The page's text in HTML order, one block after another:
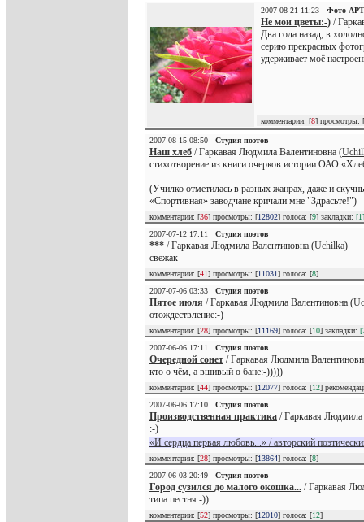
2007-08-21 11:23 Фото-АРТ
Не мои цветы:-) /
Два года назад, в
серию прекрасных
удерживает моё
комментарии: [8] просмотры: [
2007-08-15 08:50 Студия поэтов
Наш хлеб / Гаркавая Людмила Валентиновна (
стихотворение из книги очерков истории ОАО
(Училко отметилась в разных жанрах, даже и
«Спортивная» заводчане кричали мне "Здрасьте!")
комментарии: [36] просмотры: [12802] голоса: [9] закладки: [1]
2007-07-12 17:11
Студия поэтов
*** / Гаркавая Людмила Валентиновна (Uchilka)
свежак
комментарии: [41] просмотры: [11031] голоса: [8]
2007-07-06 03:33
Студия поэтов
Пятое июля / Гаркавая Людмила Валентиновна (
отождествление:-)
комментарии: [28] просмотры: [11169] голоса: [10] закладки:
2007-06-06 17:11
Студия поэтов
Очередной сонет / Гаркавая Людмила
кто о чём, а вшивый о бане:-)))))
комментарии: [44] просмотры: [12077] голоса: [12]
2007-06-06 17:10
Студия поэтов
Производственная практика / Гаркавая Людмила
:-)
«И сердца первая любовь...» / авторский
комментарии: [28] просмотры: [13864] голоса: [8]
2007-06-03 20:49
Студия поэтов
Город сузился до малого окошка... / Гаркавая
типа пестня:-))
комментарии: [52] просмотры: [12010] голоса: [12]